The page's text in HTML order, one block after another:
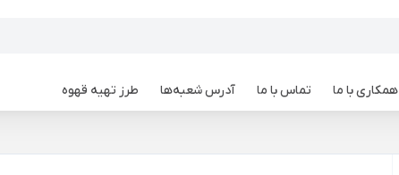
همکاری با ما تماس با ما آدرس شعبه‌ها طرز تهیه قهوه